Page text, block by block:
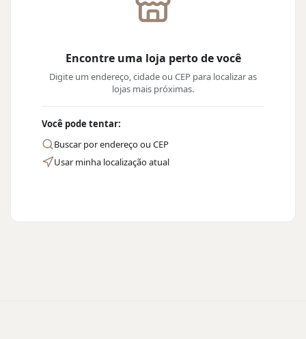
Encontre uma loja perto de você
Digite um endereço, cidade ou CEP para localizar as
lojas mais próximas.
Você pode tentar:
Buscar por endereço ou CEP
Usar minha localização atual